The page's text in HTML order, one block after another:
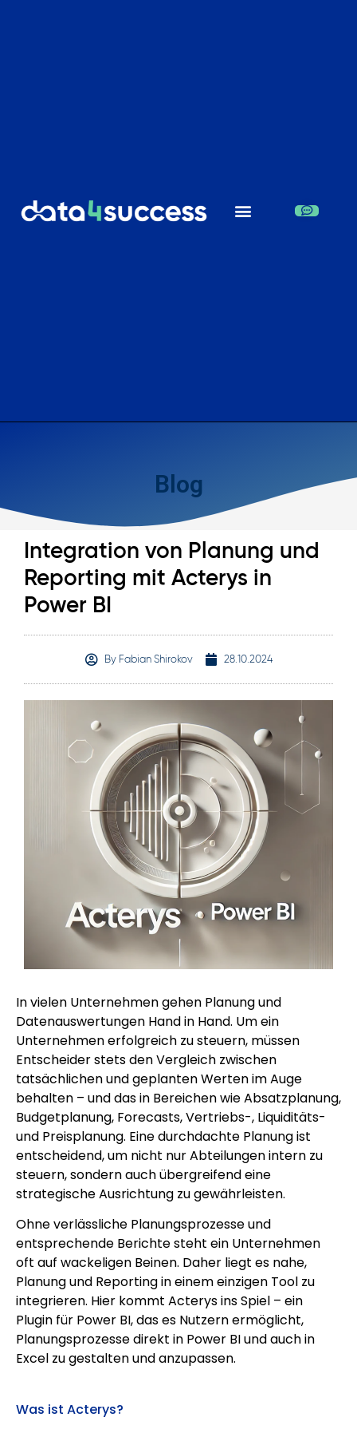
Blog
Integration von Planung und
Reporting mit Acterys in
Power BI
ByFabian Shirokov 28.10.2024
In vielen Unternehmen gehen Planung und
Datenauswertungen Hand in Hand. Um ein
Unternehmen erfolgreich zu steuern, müssen
Entscheider stets den Vergleich zwischen
tatsächlichen und geplanten Werten im Auge
behalten – und das in Bereichen wie Absatzplanung,
Budgetplanung, Forecasts, Vertriebs-, Liquiditäts-
und Preisplanung. Eine durchdachte Planung ist
entscheidend, um nicht nur Abteilungen intern zu
steuern, sondern auch übergreifend eine
strategische Ausrichtung zu gewährleisten.
Ohne verlässliche Planungsprozesse und
entsprechende Berichte steht ein Unternehmen
oft auf wackeligen Beinen. Daher liegt es nahe,
Planung und Reporting in einem einzigen Tool zu
integrieren. Hier kommt Acterys ins Spiel – ein
Plugin für Power BI, das es Nutzern ermöglicht,
Planungsprozesse direkt in Power BI und auch in
Excel zu gestalten und anzupassen.
Was ist Acterys?